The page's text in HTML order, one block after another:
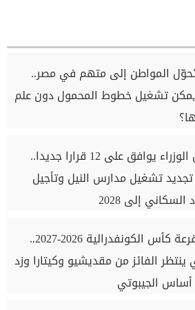
المواطن إلى متهم في مصر..
تشغيل خطوط المحمول دون علم
مجلس الوزراء يوافق على 12 قرارا جديدا..
تجديد تشغيل مدارس النيل وتأجيل
السكاني إلى 2028
نتائج قرعة كأس الكونفدرالية 2026-2027..
ينتظر الفائز من مقديشيو وكيتارا وزد
أساس الجيبوتي